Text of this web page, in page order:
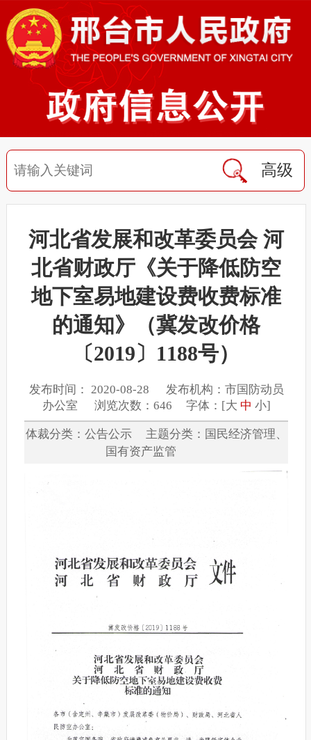
高级
河北省发展和改革委员会 河
北省财政厅《关于降低防空
地下室易地建设费收费标准
的通知》（冀发改价格
〔2019〕1188号）
发布时间： 2020-08-28 发布机构：市国防动员
办公室 浏览次数：646 字体：[大 中 小]
体裁分类：公告公示 主题分类：国民经济管理、
国有资产监管